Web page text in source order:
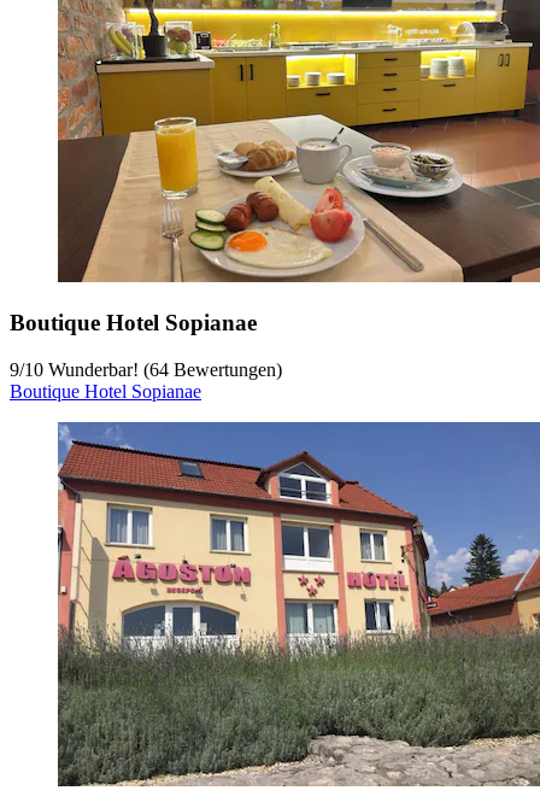
Boutique Hotel Sopianae
9/10 Wunderbar! (64 Bewertungen)
Boutique Hotel Sopianae